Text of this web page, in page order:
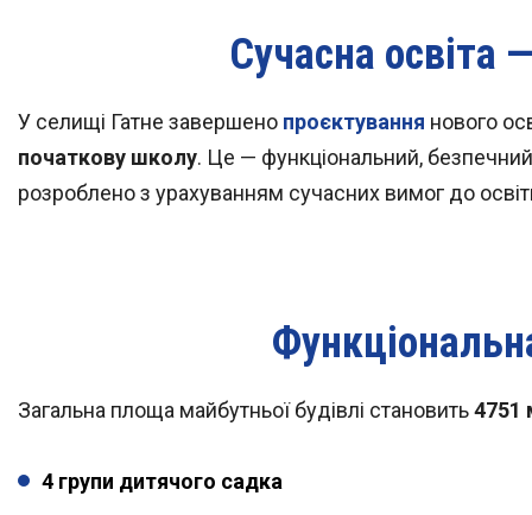
Сучасна освіта
У селищі Гатне завершено проєктування нового
початкову школу. Це — функціональний,
розроблено з урахуванням сучасних вимог до
Загальна площа майбутньої будівлі становить4751
4 групи дитячого садка